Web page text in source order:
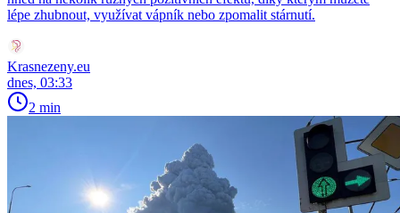
lépe zhubnout, využívat vápník nebo zpomalit stárnutí.
Krasnezeny.eu
dnes, 03:33
2 min